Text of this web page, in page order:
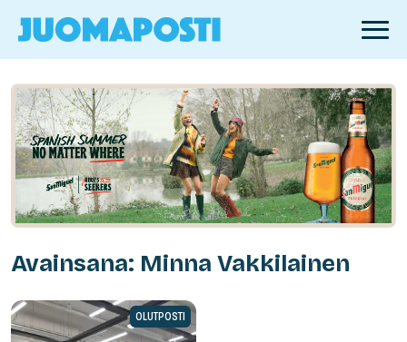
Avainsana: Minna Vakkilainen
OLUTPOSTI